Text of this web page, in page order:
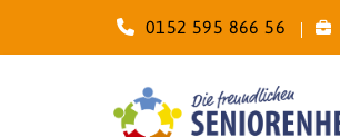
0152 595 866 56